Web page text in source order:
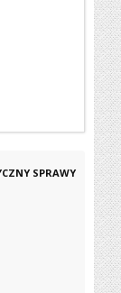
SPRAWY